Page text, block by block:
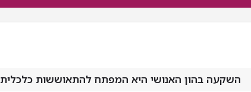
השקעה בהון האנושי היא המפתח להתאוששות כלכלית